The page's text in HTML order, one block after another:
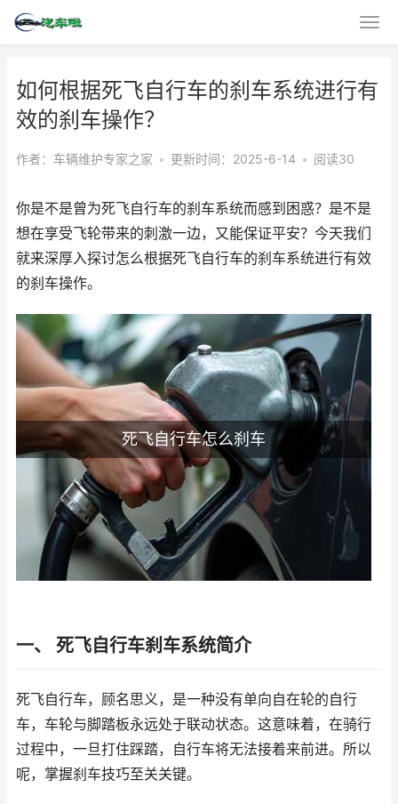
如何根据死飞自行车的刹车系统进行有
效的刹车操作？
作者：车辆维护专家之家 • 更新时间：2025-6-14 • 阅读30
你是不是曾为死飞自行车的刹车系统而感到困惑？是不是
想在享受飞轮带来的刺激一边，又能保证平安？今天我们
就来深厚入探讨怎么根据死飞自行车的刹车系统进行有效
的刹车操作。
死飞自行车怎么刹车
一、 死飞自行车刹车系统简介
死飞自行车，顾名思义，是一种没有单向自在轮的自行
车，车轮与脚踏板永远处于联动状态。这意味着，在骑行
过程中，一旦打住踩踏，自行车将无法接着来前进。所以
呢，掌握刹车技巧至关关键。